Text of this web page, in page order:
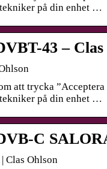
på din enhet …
43 – Clas
att trycka
på din enhet …
C
Clas Ohlson